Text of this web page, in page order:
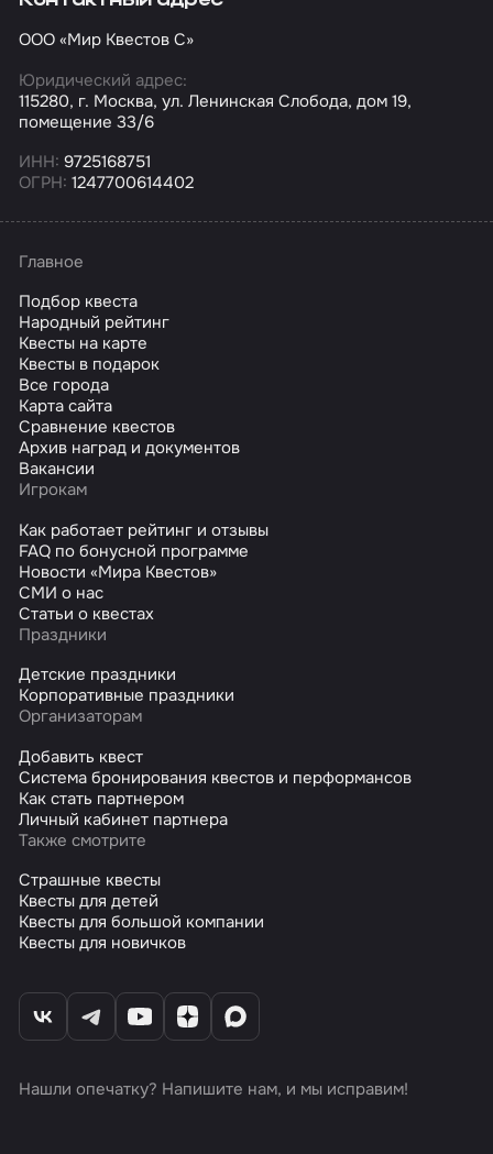
ООО «Мир Квестов С»
Юридический адрес:
115280, г. Москва, ул. Ленинская Слобода, дом 19,
помещение 33/6
ИНН: 9725168751
ОГРН: 1247700614402
Главное
Подбор квеста
Народный рейтинг
Квесты на карте
Квесты в подарок
Все города
Карта сайта
Сравнение квестов
Архив наград и документов
Вакансии
Игрокам
Как работает рейтинг и отзывы
FAQ по бонусной программе
Новости «Мира Квестов»
СМИ о нас
Статьи о квестах
Праздники
Детские праздники
Корпоративные праздники
Организаторам
Добавить квест
Система бронирования квестов и перформансов
Как стать партнером
Личный кабинет партнера
Также смотрите
Страшные квесты
Квесты для детей
Квесты для большой компании
Квесты для новичков
Нашли опечатку? Напишите нам, и мы исправим!